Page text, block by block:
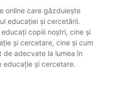
online care găzduiește
educației și cercetării.
copiii noștri, cine și
și cercetare, cine și cum
adecvate la lumea în
educație și cercetare.